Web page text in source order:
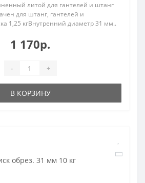
литой для гантелей и штанг
для штанг, гантелей и
1,25 кгВнутренний диаметр 31 мм..
1 170р.
- +
В КОРЗИНУ